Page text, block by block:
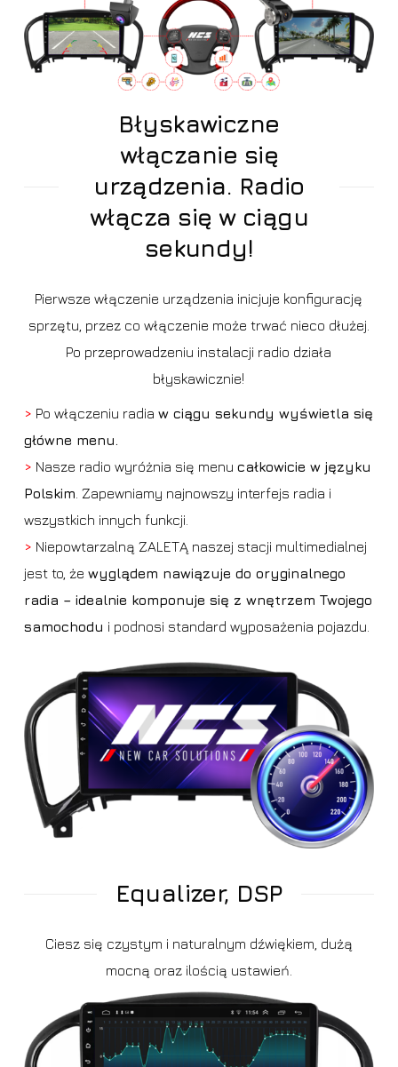
Błyskawiczne
włączanie się
urządzenia. Radio
włącza się w ciągu
sekundy!
Pierwsze włączenie urządzenia inicjuje konfigurację
sprzętu, przez co włączenie może trwać nieco dłużej.
Po przeprowadzeniu instalacji radio działa
błyskawicznie!
> Po włączeniu radia w ciągu sekundy wyświetla się
główne menu.
> Nasze radio wyróżnia się menu całkowicie w języku
Polskim . Zapewniamy najnowszy interfejs radia i
wszystkich innych funkcji.
> Niepowtarzalną ZALETĄ naszej stacji multimedialnej
jest to, że wyglądem nawiązuje do oryginalnego
radia – idealnie komponuje się z wnętrzem Twojego
samochodu i podnosi standard wyposażenia pojazdu.
Equalizer, DSP
Ciesz się czystym i naturalnym dźwiękiem, dużą
mocną oraz ilością ustawień.